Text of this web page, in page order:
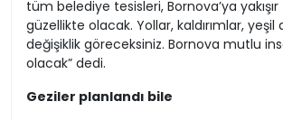
tüm belediye tesisleri, Bornova’ya
güzellikte olacak. Yollar, kaldırımlar, yeşil
değişiklik göreceksiniz. Bornova mutlu
olacak” dedi.
Geziler planlandı bile